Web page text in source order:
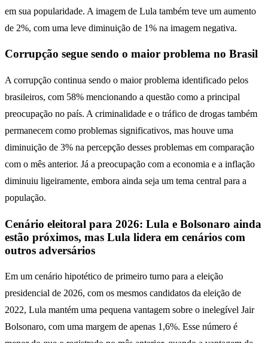
em sua popularidade. A imagem de Lula também teve um aumento
de 2%, com uma leve diminuição de 1% na imagem negativa.
Corrupção segue sendo o maior problema no Brasil
A corrupção continua sendo o maior problema identificado pelos
brasileiros, com 58% mencionando a questão como a principal
preocupação no país. A criminalidade e o tráfico de drogas também
permanecem como problemas significativos, mas houve uma
diminuição de 3% na percepção desses problemas em comparação
com o mês anterior. Já a preocupação com a economia e a inflação
diminuiu ligeiramente, embora ainda seja um tema central para a
população.
Cenário eleitoral para 2026: Lula e Bolsonaro ainda
estão próximos, mas Lula lidera em cenários com
outros adversários
Em um cenário hipotético de primeiro turno para a eleição
presidencial de 2026, com os mesmos candidatos da eleição de
2022, Lula mantém uma pequena vantagem sobre o inelegível Jair
Bolsonaro, com uma margem de apenas 1,6%. Esse número é